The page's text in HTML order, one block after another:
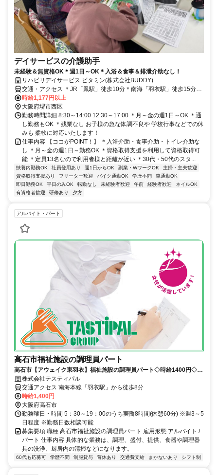
デイサービスの介護助手
未経験＆無資格OK＊週1日～OK＊入浴＆食事＆排泄介助なし！
リハビリデイサービス ビタミン(株式会社BUDDY)
交通・アクセス ＊JR「鳳駅」徒歩10分＊南海「羽衣駅」徒歩15分＊
車・バイク通勤OK
時給1,177円以上
大阪府堺市西区
勤務時間詳細 8:30～14:00 12:30～17:00 ＊月～金の週1日～OK ＊通
し勤務もOK ＊残業なし お子様の急な体調不良や 学校行事などでの休
みも 柔軟に対応いたします！
仕事内容 【ココがPOINT！】 ＊入浴介助・食事介助・トイレ介助な
し ＊月～金の週1日～勤務OK ＊資格取得支援を利用して資格取得可
能 ＊定員13名なので利用者様と距離が近い ＊30代・50代のスタ...
扶養内勤務OK 社員登用あり 週1日からOK 副業・WワークOK
主婦・主夫歓迎
資格取得支援あり
フリーター歓迎 バイク通勤OK 学歴不問
車通勤OK
即日勤務OK
平日のみOK 転勤なし 未経験者歓迎 午前 経験者歓迎
ネイルOK
有資格者歓迎
研修あり 夕方
アルバイト・パート
高石市福祉施設の調理員パート
高石市【アウェイク東羽衣】福祉施設の調理員パート◇時給1400円◇バ
イク・車通勤可◇
株式会社テスティパル
交通アクセス 南海本線「羽衣駅」から徒歩8分
時給1,400円
大阪府高石市
勤務曜日・時間 5：30～19：00のうち実働8時間(休憩60分) ※週3～5
日程度 ※勤務日数相談可能
募集要項 職種 高石市福祉施設の調理員パート 雇用形態 アルバイト /
パート 仕事内容 具体的な業務は、調理、盛付、提供、食器や調理器
具の洗浄、厨房内の清掃などになります。
60代も応募可 学歴不問 制服貸与 育休あり 交通費支給 まかないあり シフト制